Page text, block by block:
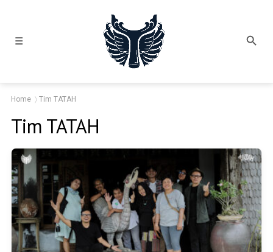
☰
Home Tim TATAH
Tim TATAH